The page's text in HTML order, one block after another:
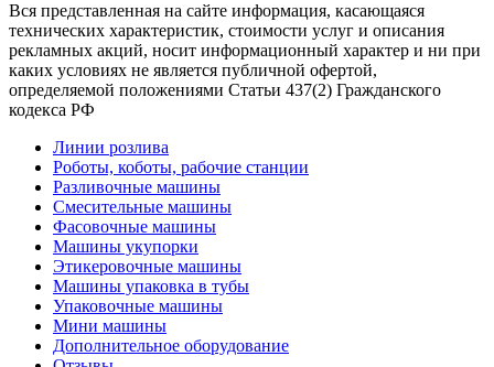
Вся представленная на сайте информация, касающаяся
технических характеристик, стоимости услуг и описания
рекламных акций, носит информационный характер и ни при
каких условиях не является публичной офертой,
определяемой положениями Статьи 437(2) Гражданского
кодекса РФ
Линии розлива
Роботы, коботы, рабочие станции
Разливочные машины
Смесительные машины
Фасовочные машины
Машины укупорки
Этикеровочные машины
Машины упаковка в тубы
Упаковочные машины
Мини машины
Дополнительное оборудование